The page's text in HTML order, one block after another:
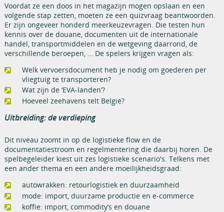
Voordat ze een doos in het magazijn mogen opslaan en een
volgende stap zetten, moeten ze een quizvraag beantwoorden.
Er zijn ongeveer honderd meerkeuzevragen. Die testen hun
kennis over de douane, documenten uit de internationale
handel, transportmiddelen en de wetgeving daarrond, de
verschillende beroepen, … De spelers krijgen vragen als:
Welk vervoersdocument heb je nodig om goederen per
vliegtuig te transporteren?
Wat zijn de ‘EVA-landen’?
Hoeveel zeehavens telt België?
Uitbreiding: de verdieping
Dit niveau zoomt in op de logistieke flow en de
documentatiestroom en regelmentering die daarbij horen. De
spelbegeleider kiest uit zes logistieke scenario's. Telkens met
een ander thema en een andere moeilijkheidsgraad:
autowrakken: retourlogistiek en duurzaamheid
mode: import, duurzame productie en e-commerce
koffie: import, commodity’s en douane